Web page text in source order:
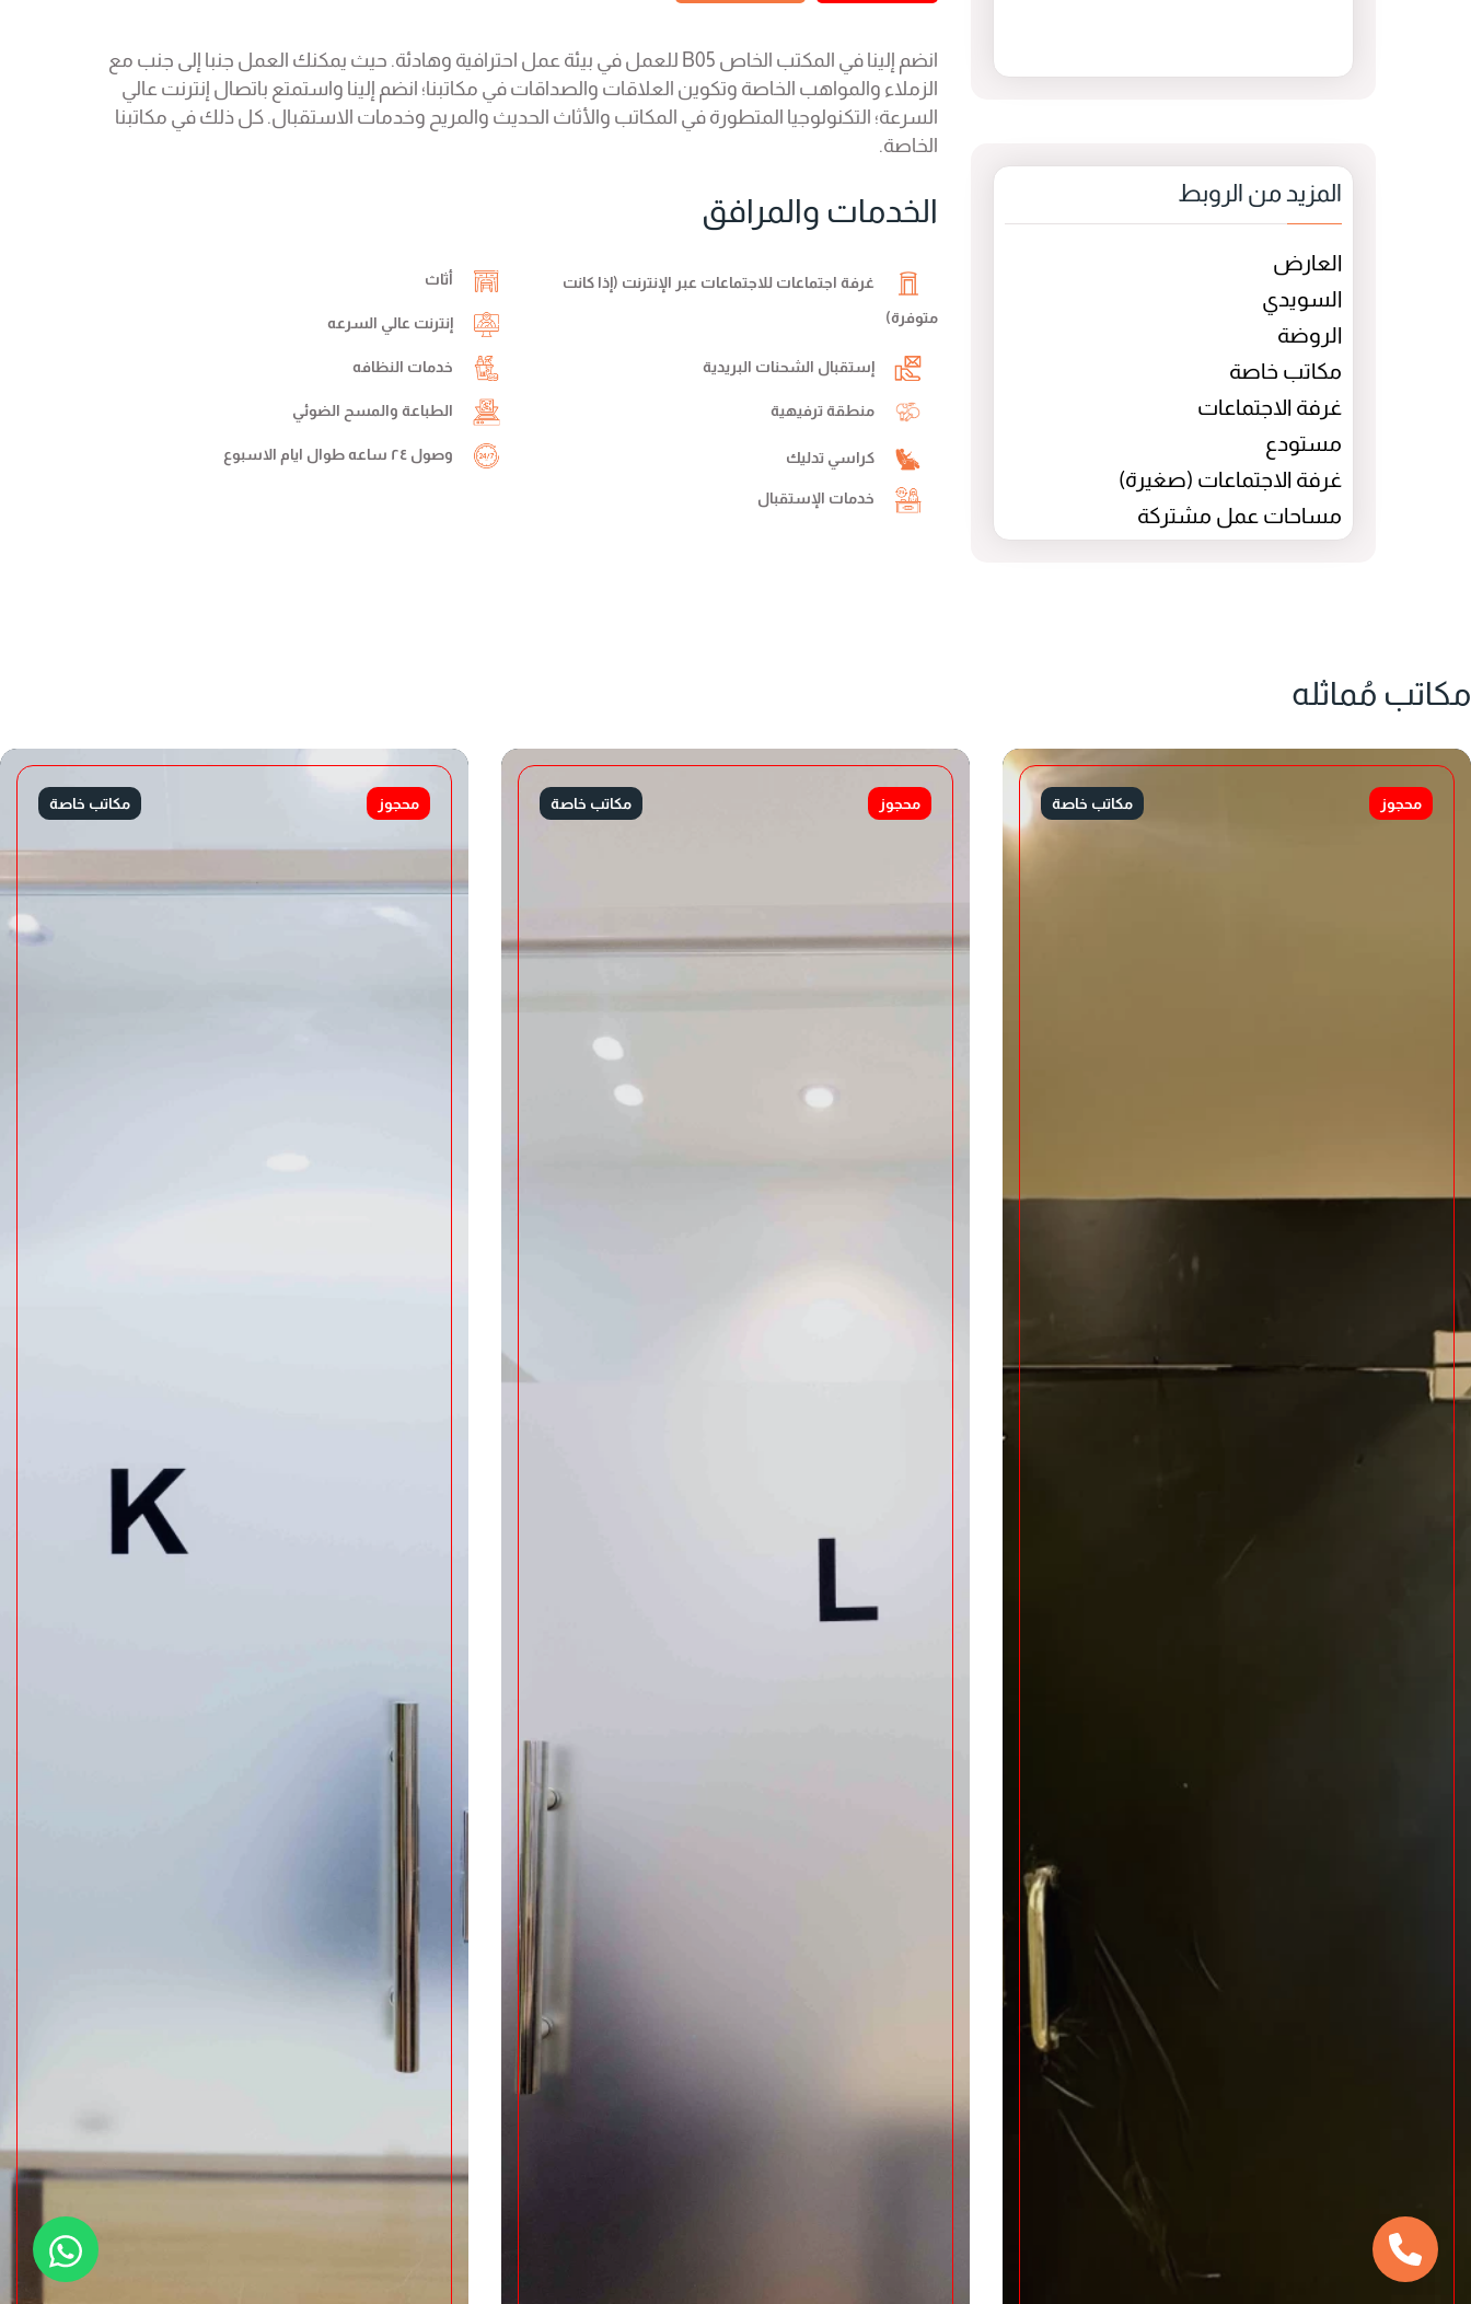
المزيد من الروبط
العارض
السويدي
الروضة
مكاتب خاصة
غرفة الاجتماعات
مستودع
غرفة الاجتماعات (صغيرة)
مساحات عمل مشتركة
انضم إلينا في المكتب الخاص B05 للعمل في بيئة عمل احترافية وهادئة. حيث يمكنك العمل جنبا إلى جنب مع
الزملاء والمواهب الخاصة وتكوين العلاقات والصداقات في مكاتبنا؛ انضم إلينا واستمتع باتصال إنترنت عالي
السرعة؛ التكنولوجيا المتطورة في المكاتب والأثاث الحديث والمريح وخدمات الاستقبال. كل ذلك في مكاتبنا
الخاصة.
الخدمات والمرافق
غرفة اجتماعات للاجتماعات عبر الإنترنت (إذا كانت
متوفرة)
أثاث
إنترنت عالي السرعه
إستقبال الشحنات البريدية خدمات النظافه
منطقة ترفيهية الطباعة والمسح الضوئي
كراسي تدليك وصول ٢٤ ساعه طوال ايام الاسبوع
خدمات الإستقبال
مكاتب مُماثله
مكاتب خاصة محجوز مكاتب خاصة محجوز مكاتب خاصة محجوز